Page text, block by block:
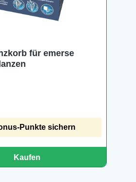
für emerse
Punkte sichern
Kaufen